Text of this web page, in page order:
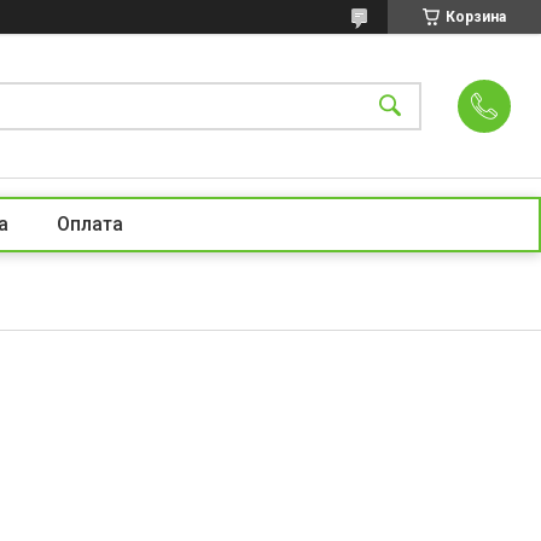
Корзина
Оплата